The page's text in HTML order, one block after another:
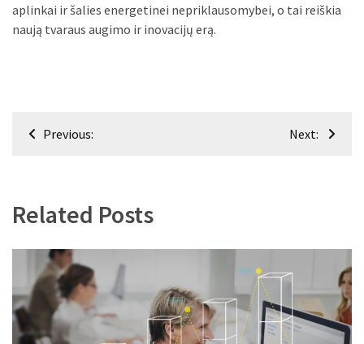
aplinkai ir šalies energetinei nepriklausomybei, o tai reiškia
naują tvaraus augimo ir inovacijų erą.
Navigacija
Previous: Next:
Related Posts